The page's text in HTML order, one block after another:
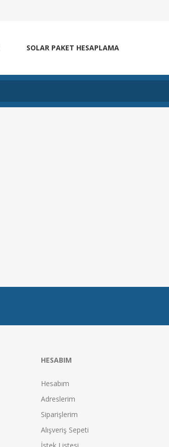
SOLAR PAKET HESAPLAMA
HESABIM
Hesabım
Adreslerim
Siparişlerim
Alışveriş Sepeti